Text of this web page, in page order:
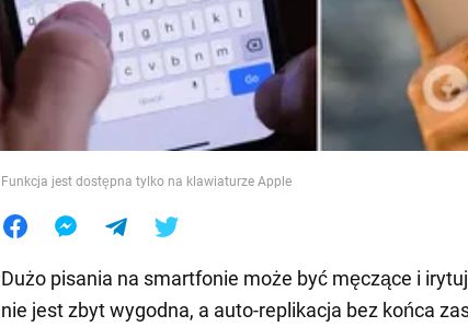
Jedzenie
Funkcja jest dostępna tylko na klawiaturze Apple
Dużo pisania na smartfonie może być męczące i
nie jest zbyt wygodna, a auto-replikacja bez końca